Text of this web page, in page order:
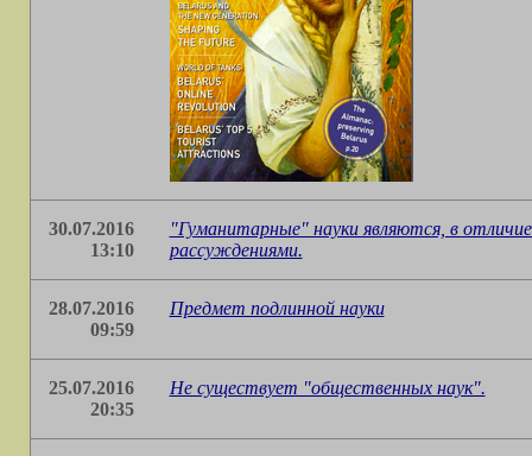
30.07.2016
13:10
"Гуманитарные" науки являются, в
рассуждениями.
28.07.2016
09:59
Предмет подлинной науки
25.07.2016
20:35
Не существует "общественных наук".